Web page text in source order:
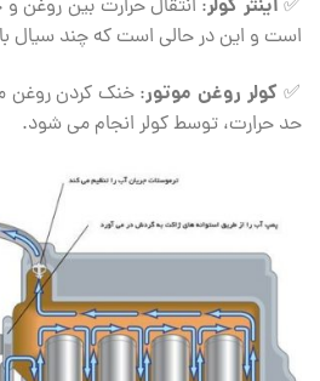
✅ اینتر کولر: انتقال حرارت بین روغن و
است و این در حالی است که چند سیال
✅ کولر روغن موتور: خنک کردن روغن
حد حرارت، توسط کولر انجام می شود.